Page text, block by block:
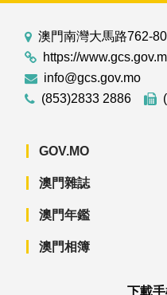
澳門南灣大馬路762-
https://
info@gcs.gov.mo
(853)2833 2886
GOV.MO
澳門雜誌
澳門年鑑
澳門相簿
下載